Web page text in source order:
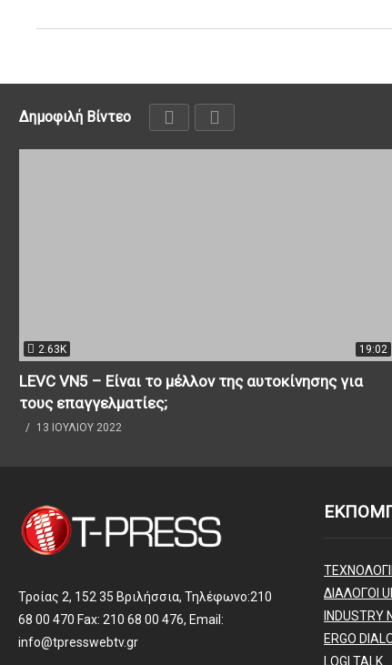
Δημοφιλή Βίντεο
2.63K 19:02
LEVC VN5 – Είναι το μέλλον της αυτοκίνησης για
τους επαγγελματίες;
13 ΙΟΥΛΊΟΥ 2022
Τροίας 2, 152 35 Βριλήσσια, Τηλέφωνο:210
68 00 470 Fax: 210 68 00 476, Email:
info@tpresswebtv.gr
ΔΙΑΛΟΓΟΙ
INDUSTRY
ERGO
LOGI TALK